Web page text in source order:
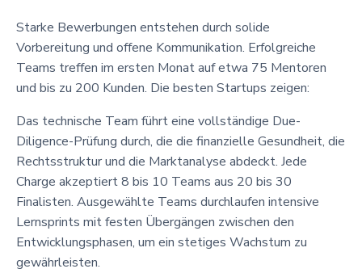
Starke Bewerbungen entstehen durch solide
Vorbereitung und offene Kommunikation. Erfolgreiche
Teams treffen im ersten Monat auf etwa 75 Mentoren
und bis zu 200 Kunden. Die besten Startups zeigen:
Das technische Team führt eine vollständige Due-
Diligence-Prüfung durch, die die finanzielle Gesundheit, die
Rechtsstruktur und die Marktanalyse abdeckt. Jede
Charge akzeptiert 8 bis 10 Teams aus 20 bis 30
Finalisten. Ausgewählte Teams durchlaufen intensive
Lernsprints mit festen Übergängen zwischen den
Entwicklungsphasen, um ein stetiges Wachstum zu
gewährleisten.